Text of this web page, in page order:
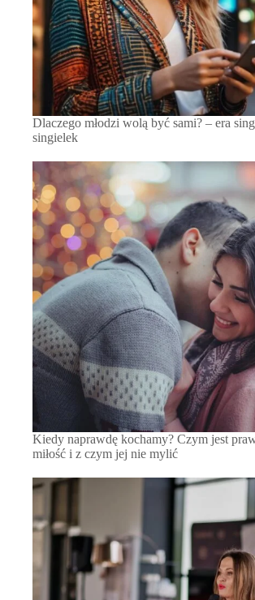
Dlaczego młodzi wolą być sami? – era
singielek
Kiedy naprawdę kochamy? Czym jest
miłość i z czym jej nie mylić